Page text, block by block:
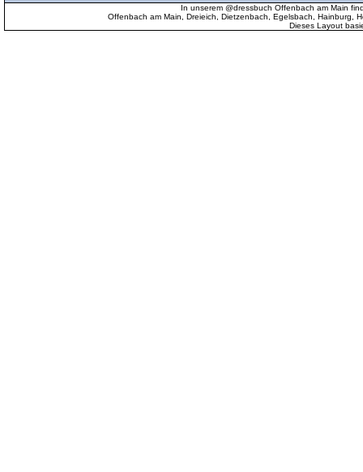
In unserem @dressbuch Offenbach am Main
Offenbach am Main, Dreieich, Dietzenbach, Egelsbach, Hainburg,
Dieses Layout